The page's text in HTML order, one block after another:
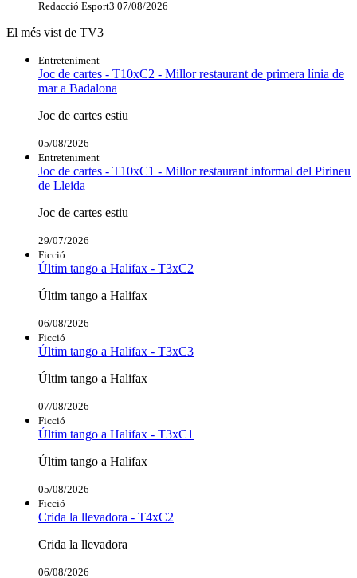
Redacció Esport3 07/08/2026
El més vist de TV3
Entreteniment
Joc de cartes - T10xC2 - Millor restaurant de primera línia de
mar a Badalona
Joc de cartes estiu
05/08/2026
Entreteniment
Joc de cartes - T10xC1 - Millor restaurant informal del Pirineu
de Lleida
Joc de cartes estiu
29/07/2026
Ficció
Últim tango a Halifax - T3xC2
Últim tango a Halifax
06/08/2026
Ficció
Últim tango a Halifax - T3xC3
Últim tango a Halifax
07/08/2026
Ficció
Últim tango a Halifax - T3xC1
Últim tango a Halifax
05/08/2026
Ficció
Crida la llevadora - T4xC2
Crida la llevadora
06/08/2026